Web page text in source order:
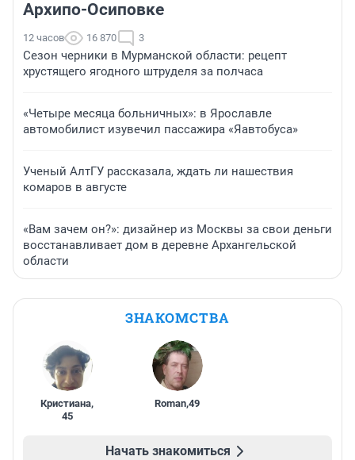
Архипо-Осиповке
12 часов 16 870 3
Сезон черники в Мурманской области: рецепт
хрустящего ягодного штруделя за полчаса
«Четыре месяца больничных»: в Ярославле
автомобилист изувечил пассажира «Яавтобуса»
Ученый АлтГУ рассказала, ждать ли нашествия
комаров в августе
«Вам зачем он?»: дизайнер из Москвы за свои деньги
восстанавливает дом в деревне Архангельской
области
ЗНАКОМСТВА
Кристиана,
45
Roman,49
Начать знакомиться